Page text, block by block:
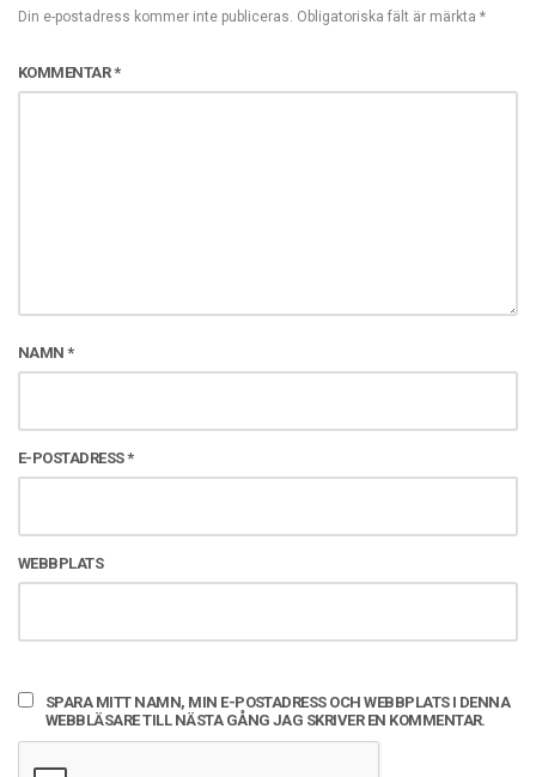
Din e-postadress kommer inte publiceras. Obligatoriska fält är märkta *
KOMMENTAR*
NAMN*
E-POSTADRESS*
WEBBPLATS
SPARA MITT NAMN, MIN E-POSTADRESS OCH WEBBPLATS I DENNA
WEBBLÄSARE TILL NÄSTA GÅNG JAG SKRIVER EN KOMMENTAR.